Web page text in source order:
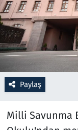
Paylaş
Milli Savunma
Sağlık
Savunma
Seçim 2023
Spor
Teknoloji